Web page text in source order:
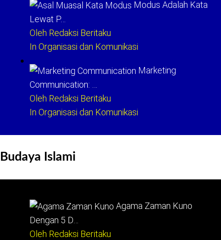
Modus Adalah Kata
Lewat P…
Oleh Redaksi Beritaku
In Organisasi dan Komunikasi
Marketing
Communication: …
Oleh Redaksi Beritaku
In Organisasi dan Komunikasi
Budaya Islami
Agama Zaman Kuno
Dengan 5 D…
Oleh Redaksi Beritaku